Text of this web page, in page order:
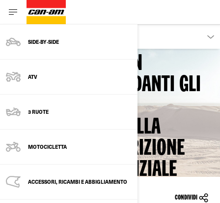
SIDE‑BY‑SIDE
ATV
3 RUOTE
MOTOCICLETTA
ACCESSORI, RICAMBI E ABBIGLIAMENTO
Torna ai Richiami di sicurezza
INFORMAZIONI NON
CORRETTE RIGUARDANTI GLI
INTERVALLI DI
MANUTENZIONE DELLA
PULEGGIA DELLA FRIZIONE
CONDOTTA - POTENZIALE
DISTACCO DI DETRITI
CONDIVIDI